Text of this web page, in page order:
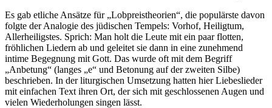
Es gab etliche Ansätze für „Lobpreistheorien“, die populärste davon
folgte der Analogie des jüdischen Tempels: Vorhof, Heiligtum,
Allerheiligstes. Sprich: Man holt die Leute mit ein paar flotten,
fröhlichen Liedern ab und geleitet sie dann in eine zunehmend
intime Begegnung mit Gott. Das wurde oft mit dem Begriff
„Anbetung“ (langes „e“ und Betonung auf der zweiten Silbe)
beschrieben. In der liturgischen Umsetzung hatten hier Liebeslieder
mit einfachen Text ihren Ort, der sich mit geschlossenen Augen und
vielen Wiederholungen singen lässt.